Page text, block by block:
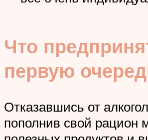
Что
первую
Отказавшись от
пополнив свой рацион